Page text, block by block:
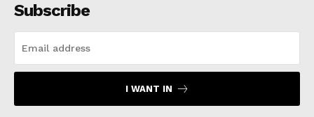
Subscribe
I WANT IN